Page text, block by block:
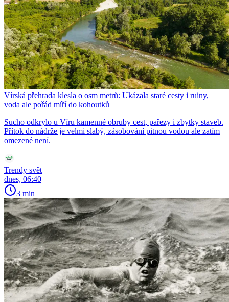
Vírská přehrada klesla o osm metrů: Ukázala staré cesty i ruiny,
voda ale pořád míří do kohoutků
Sucho odkrylo u Víru kamenné obruby cest, pařezy i zbytky staveb.
Přítok do nádrže je velmi slabý, zásobování pitnou vodou ale zatím
omezené není.
Trendy svět
dnes, 06:40
3 min